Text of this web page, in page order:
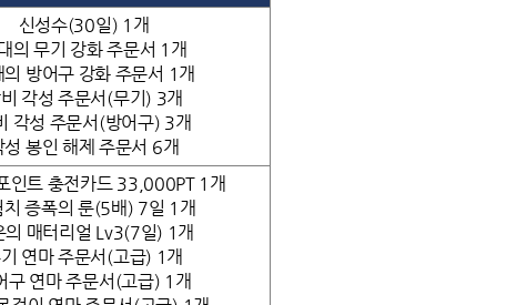
신성수(30일) 1개
의 무기 강화 주문서 1개
의 방어구 강화 주문서 1개
각성 주문서(무기) 3개
각성 주문서(방어구) 3개
성 봉인 해제 주문서 6개
인트 충전카드 33,000PT 1개
치 증폭의 룬(5배) 7일 1개
의 매터리얼 Lv3(7일) 1개
연마 주문서(고급) 1개
구 연마 주문서(고급) 1개